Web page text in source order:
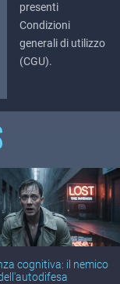
presenti
Condizioni
generali di utilizzo
(CGU).
cognitiva: il nemico